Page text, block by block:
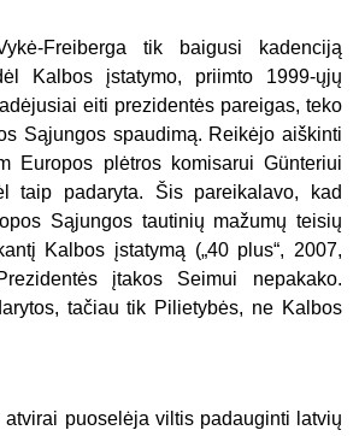
Freiberga tik baigusi kadenciją
Kalbos įstatymo, priimto 1999-ųjų
eiti prezidentės pareigas, teko
Sąjungos spaudimą. Reikėjo aiškinti
Europos plėtros komisarui Günteriui
taip padaryta. Šis pareikalavo, kad
Sąjungos tautinių mažumų teisių
Kalbos įstatymą („40 plus“, 2007,
įtakos Seimui nepakako.
tačiau tik Pilietybės, ne Kalbos
puoselėja viltis padauginti latvių